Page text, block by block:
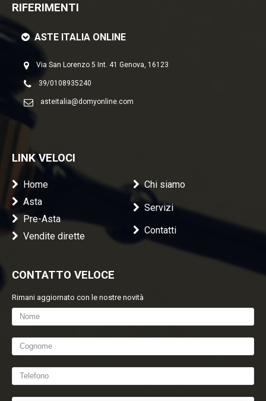
RIFERIMENTI
ASTE ITALIA ONLINE
Via San Lorenzo 5 Int. 41 Genova, 16123
39/0108935240
asteitalia@domyonline.com
LINK VELOCI
Home
Asta
Pre-Asta
Vendite dirette
Chi siamo
Servizi
Contatti
CONTATTO VELOCE
Rimani aggiornato con le nostre novità